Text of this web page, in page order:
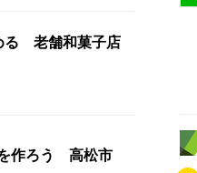
る 老舗和菓子店
を作ろう 高松市